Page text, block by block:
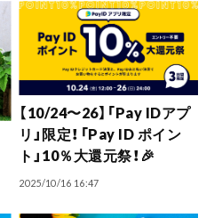
【10/24〜26】「Pay IDアプ
リ」限定！「Pay ID ポイン
ト」10％大還元祭！🎉
2025/10/16 16:47